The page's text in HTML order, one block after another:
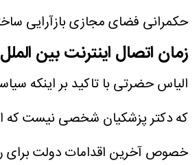
حکمرانی فضای مجازیبازآرایی
زمان اتصال اینترنت بین
الیاس حضرتی با تاکید بر اینکه
که دکتر پزشکیان شخصی نیست که
خصوص آخرین اقدامات دولت برای